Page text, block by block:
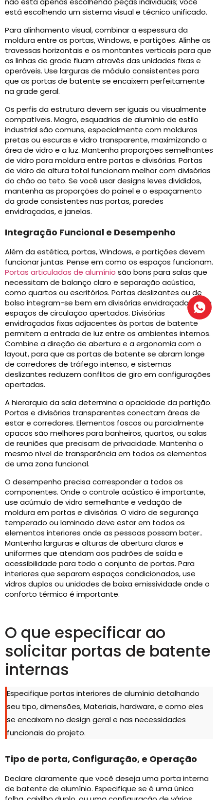
está escolhendo um sistema visual e técnico unificado.
Para alinhamento visual, combinar a espessura da
moldura entre as portas, Windows, e partições. Alinhe as
travessas horizontais e os montantes verticais para que
as linhas de grade fluam através das unidades fixas e
operáveis. Use larguras de módulo consistentes para
que as portas de batente se encaixem perfeitamente
na grade geral.
Os perfis da estrutura devem ser iguais ou visualmente
compatíveis. Magro, esquadrias de alumínio de estilo
industrial são comuns, especialmente com molduras
pretas ou escuras e vidro transparente, maximizando a
área de vidro e a luz. Mantenha proporções semelhantes
de vidro para moldura entre portas e divisórias. Portas
de vidro de altura total funcionam melhor com divisórias
do chão ao teto. Se você usar designs leves divididos,
mantenha as proporções do painel e o espaçamento
da grade consistentes nas portas, paredes
envidraçadas, e janelas.
Integração Funcional e Desempenho
Além da estética, portas, Windows, e partições devem
funcionar juntas. Pense em como os espaços funcionam.
Portas articuladas de alumínio são bons para salas que
necessitam de balanço claro e separação acústica,
como quartos ou escritórios. Portas deslizantes ou de
bolso integram-se bem em divisórias envidraçadas para
espaços de circulação apertados. Divisórias
envidraçadas fixas adjacentes às portas de batente
permitem a entrada de luz entre os ambientes internos.
Combine a direção de abertura e a ergonomia com o
layout, para que as portas de batente se abram longe
de corredores de tráfego intenso, e sistemas
deslizantes reduzem conflitos de giro em configurações
apertadas.
A hierarquia da sala determina a opacidade da partição.
Portas e divisórias transparentes conectam áreas de
estar e corredores. Elementos foscos ou parcialmente
opacos são melhores para banheiros, quartos, ou salas
de reuniões que precisam de privacidade. Mantenha o
mesmo nível de transparência em todos os elementos
de uma zona funcional.
O desempenho precisa corresponder a todos os
componentes. Onde o controle acústico é importante,
use acúmulo de vidro semelhante e vedação de
moldura em portas e divisórias. O vidro de segurança
temperado ou laminado deve estar em todos os
elementos interiores onde as pessoas possam bater..
Mantenha larguras e alturas de abertura claras e
uniformes que atendam aos padrões de saída e
acessibilidade para todo o conjunto de portas. Para
interiores que separam espaços condicionados, use
vidros duplos ou unidades de baixa emissividade onde o
conforto térmico é importante.
O que especificar ao
solicitar portas de batente
internas
Especifique portas interiores de alumínio detalhando
seu tipo, dimensões, Materiais, hardware, e como eles
se encaixam no design geral e nas necessidades
funcionais do projeto.
Tipo de porta, Configuração, e Operação
Declare claramente que você deseja uma porta interna
de batente de alumínio. Especifique se é uma única